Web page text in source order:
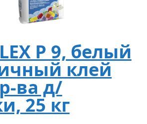
P 9, белый
клей
ва д/
25 кг